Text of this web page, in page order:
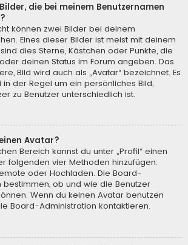
die bei meinem Benutzernamen
können zwei Bilder bei deinem
Eines dieser Bilder ist meist mit deinem
dies Sterne, Kästchen oder Punkte, die
deinen Status im Forum angeben. Das
Bild wird auch als „Avatar“ bezeichnet. Es
der Regel um ein persönliches Bild,
zu Benutzer unterschiedlich ist.
Avatar?
Bereich kannst du unter „Profil“ einen
folgenden vier Methoden hinzufügen:
oder Hochladen. Die Board-
bestimmen, ob und wie die Benutzer
Wenn du keinen Avatar benutzen
Board-Administration kontaktieren.